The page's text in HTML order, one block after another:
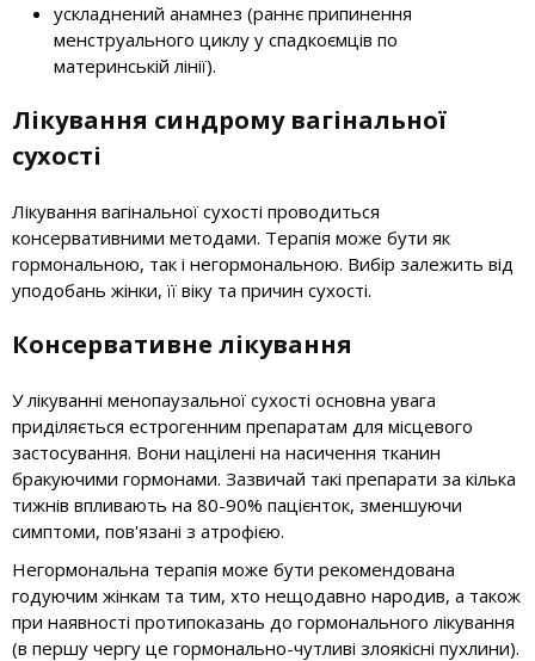
ускладнений анамнез (раннє припинення
менструального циклу у спадкоємців по
материнській лінії).
Лікування синдрому вагінальної
сухості
Лікування вагінальної сухості проводиться
консервативними методами. Терапія може бути як
гормональною, так і негормональною. Вибір залежить від
уподобань жінки, її віку та причин сухості.
Консервативне лікування
У лікуванні менопаузальної сухості основна увага
приділяється естрогенним препаратам для місцевого
застосування. Вони націлені на насичення тканин
бракуючими гормонами. Зазвичай такі препарати за кілька
тижнів впливають на 80-90% пацієнток, зменшуючи
симптоми, пов'язані з атрофією.
Негормональна терапія може бути рекомендована
годуючим жінкам та тим, хто нещодавно народив, а також
при наявності протипоказань до гормонального лікування
(в першу чергу це гормонально-чутливі злоякісні пухлини).